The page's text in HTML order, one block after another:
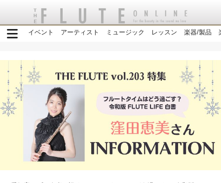
イベント アーティスト ミュージック レッスン 楽器/製品